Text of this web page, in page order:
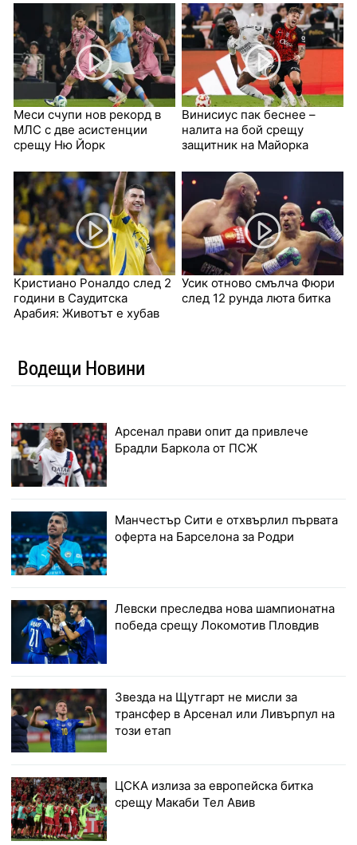
Меси счупи нов рекорд в
МЛС с две асистенции
срещу Ню Йорк
Винисиус пак беснее –
налита на бой срещу
защитник на Майорка
Кристиано Роналдо след 2
години в Саудитска
Арабия: Животът е хубав
Усик отново смълча Фюри
след 12 рунда люта битка
Водещи Новини
Арсенал прави опит да привлече
Брадли Баркола от ПСЖ
Манчестър Сити е отхвърлил първата
оферта на Барселона за Родри
Левски преследва нова шампионатна
победа срещу Локомотив Пловдив
Звезда на Щутгарт не мисли за
трансфер в Арсенал или Ливърпул на
този етап
ЦСКА излиза за европейска битка
срещу Макаби Тел Авив